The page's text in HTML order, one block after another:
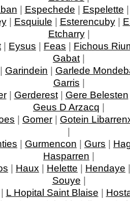
| Espechede | Espelette
| Esquiule | Esterencuby|
Etcharry|
| Eysus | Feas | Fichous
Gabat |
| Garindein | Garlede
Garris |
| Gerderest| Gere Belesten
Geus D Arzacq |
| Gomer | Gotein
|
| Gurmencon | Gurs |
Hasparren |
| Haux | Helette | Hendaye
Souye |
| L Hopital Saint Blaise |